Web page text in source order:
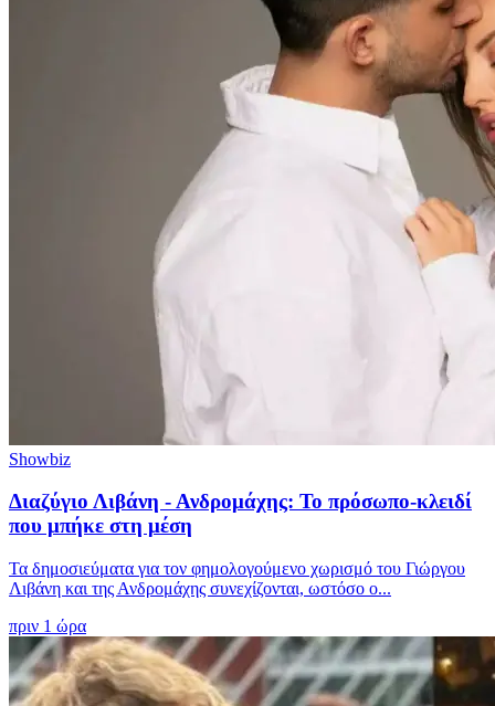
Showbiz
Διαζύγιο Λιβάνη - Ανδρομάχης: Το πρόσωπο-κλειδί
που μπήκε στη μέση
Τα δημοσιεύματα για τον φημολογούμενο χωρισμό του Γιώργου
Λιβάνη και της Ανδρομάχης συνεχίζονται, ωστόσο ο...
πριν 1 ώρα